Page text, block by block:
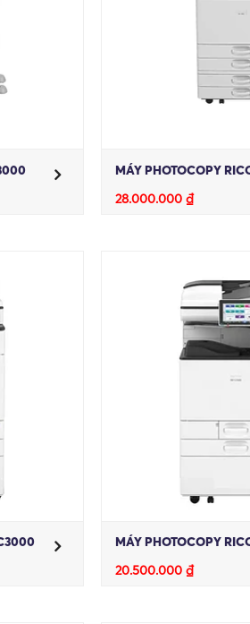
MÁY PHOTOCOPY
28.000.000₫
MÁY PHOTOCOPY
20.500.000₫